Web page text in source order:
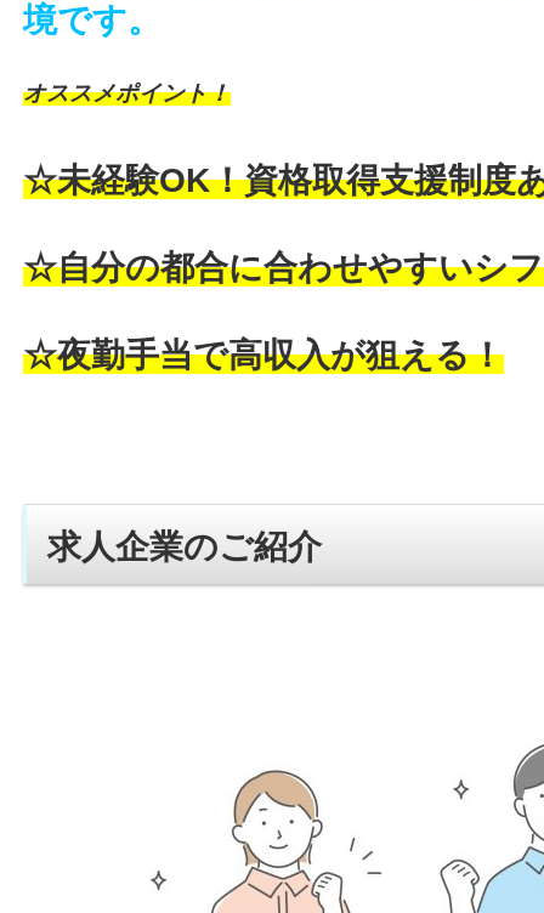
境です。
オススメポイント！
☆未経験OK！資格取得支援制度
☆自分の都合に合わせやすいシ
☆夜勤手当で高収入が狙える！
求人企業のご紹介